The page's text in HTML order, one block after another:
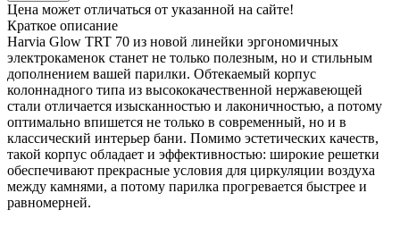
Цена может отличаться от указанной на сайте!
Краткое описание
Harvia Glow TRT 70 из новой линейки эргономичных
электрокаменок станет не только полезным, но и стильным
дополнением вашей парилки. Обтекаемый корпус
колоннадного типа из высококачественной нержавеющей
стали отличается изысканностью и лаконичностью, а потому
оптимально впишется не только в современный, но и в
классический интерьер бани. Помимо эстетических качеств,
такой корпус обладает и эффективностью: широкие решетки
обеспечивают прекрасные условия для циркуляции воздуха
между камнями, а потому парилка прогревается быстрее и
равномерней.